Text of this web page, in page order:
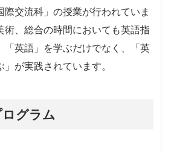
際交流科」の授業が行われていま
術、総合の時間においても英語指
「英語」を学ぶだけでなく、「英
が実践されています。
グラム